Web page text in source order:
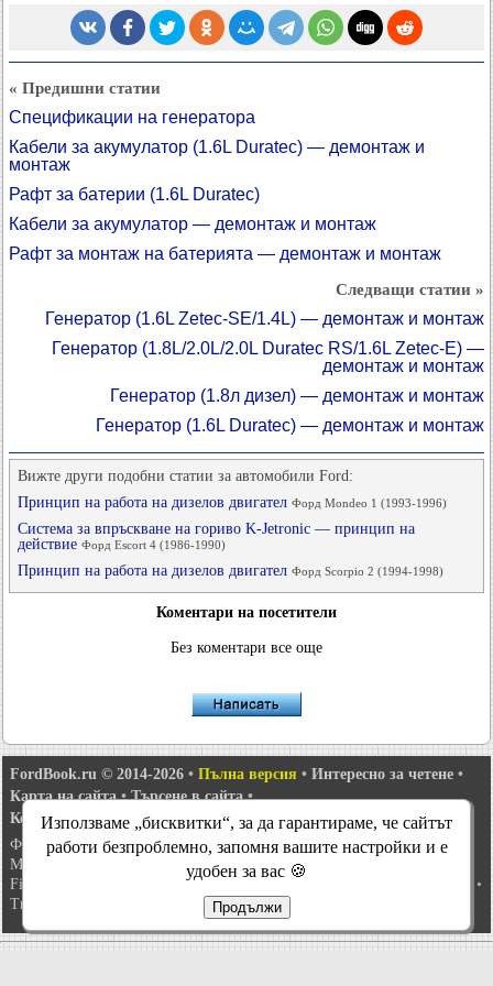
« Предишни статии
Спецификации на генератора
Кабели за акумулатор (1.6L Duratec) — демонтаж и
монтаж
Рафт за батерии (1.6L Duratec)
Кабели за акумулатор — демонтаж и монтаж
Рафт за монтаж на батерията — демонтаж и монтаж
Следващи статии »
Генератор (1.6L Zetec-SE/1.4L) — демонтаж и монтаж
Генератор (1.8L/2.0L/2.0L Duratec RS/1.6L Zetec-E) —
демонтаж и монтаж
Генератор (1.8л дизел) — демонтаж и монтаж
Генератор (1.6L Duratec) — демонтаж и монтаж
Вижте други подобни статии за автомобили Ford:
Принцип на работа на дизелов двигател Форд Mondeo 1 (1993-1996)
Система за впръскване на гориво K-Jetronic — принцип на
действие Форд Escort 4 (1986-1990)
Принцип на работа на дизелов двигател Форд Scorpio 2 (1994-1998)
Коментари на посетители
Без коментари все още
FordBook.ru © 2014-2026 • Пълна версия • Интересно за четене •
Карта на сайта•Търсене в сайта•
Комуникация с администрацията
Фокус 1•Фокус Турнир 1•Фокус 2•Mondeo 1•Mondeo 1 и 2•
Mondeo 2
Mondeo 4 •
Fiesta 2
Taurus 1 и 2
•
Transit 2
Използваме „бисквитки“, за да гарантираме, че сайтът
работи безпроблемно, запомня вашите настройки и е
удобен за вас 🍪
Продължи